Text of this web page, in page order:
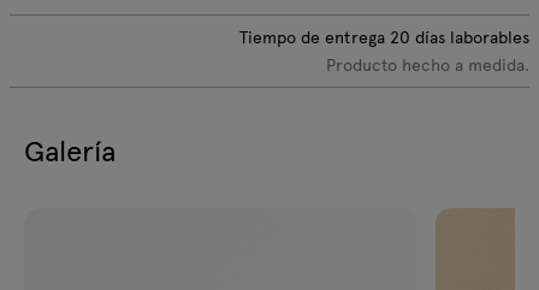
Tiempo de entrega 20 días laborables
Producto hecho a medida.
Galería